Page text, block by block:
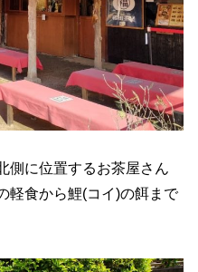
側に位置するお茶屋さん
軽食から鯉(コイ)の餌まで